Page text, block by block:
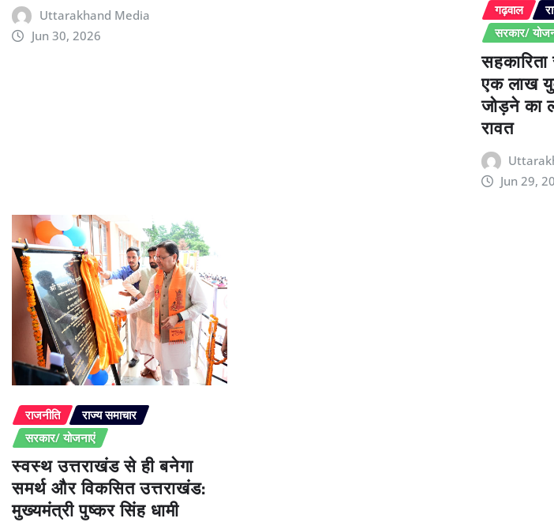
Uttarakhand Media
Jun 30, 2026
गढ़वाल
सरकार/
एक लाख
जोड़ने का
रावत
Jun 29,
राजनीति
राज्य समाचार
सरकार/ योजनाएं
स्वस्थ उत्तराखंड से ही बनेगा
समर्थ और विकसित उत्तराखंड:
मुख्यमंत्री पुष्कर सिंह धामी